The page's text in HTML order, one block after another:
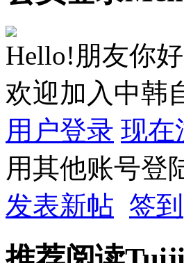
Hello!朋友你好
欢迎加入中韩
用户登录 现在
用其他账号登
发表新帖 签到